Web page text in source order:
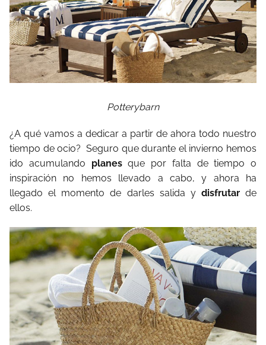
Potterybarn
¿A qué vamos a dedicar a partir de ahora todo nuestro
tiempo de ocio? Seguro que durante el invierno hemos
ido acumulando planesque por falta de tiempo o
inspiración no hemos llevado a cabo, y ahora ha
llegado el momento de darles salida y disfrutar de
ellos.